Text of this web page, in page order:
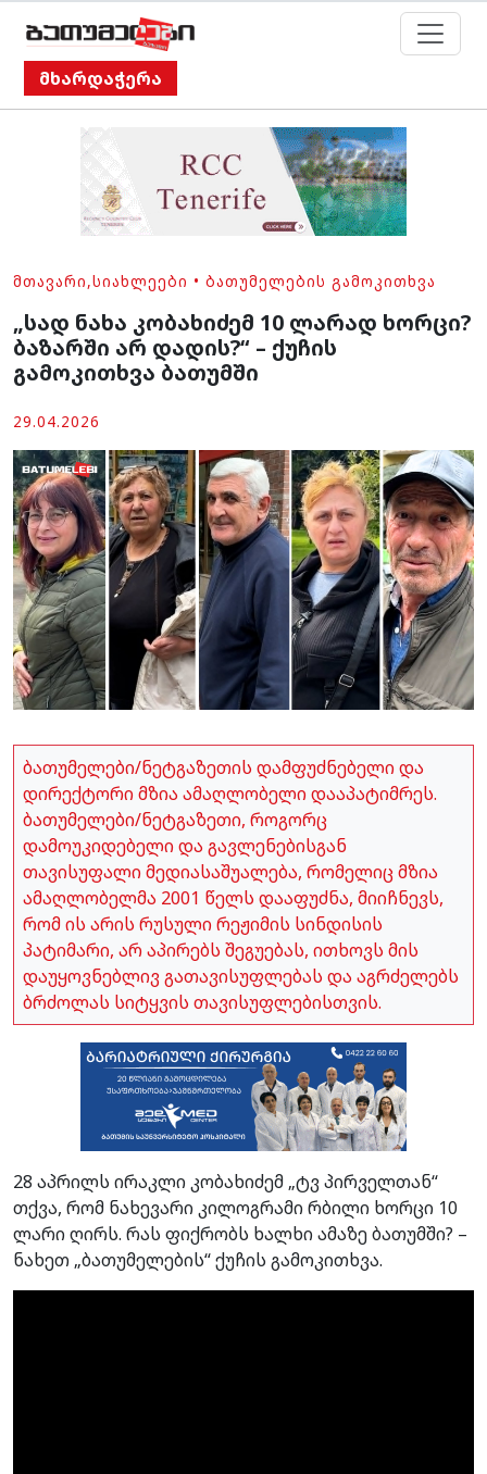
მხარდაჭერა
ᲛᲗᲐᲕᲐᲠᲘ,ᲡᲘᲐᲮᲚᲔᲔᲑᲘ • ᲑᲐᲗᲣᲛᲔᲚᲔᲑᲘᲡ ᲒᲐᲛᲝᲙᲘᲗᲮᲕᲐ
„სად ნახა კობახიძემ 10 ლარად ხორცი?
ბაზარში არ დადის?“ – ქუჩის
გამოკითხვა ბათუმში
29.04.2026
ბათუმელები/ნეტგაზეთის დამფუძნებელი და
დირექტორი მზია ამაღლობელი დააპატიმრეს.
ბათუმელები/ნეტგაზეთი, როგორც
დამოუკიდებელი და გავლენებისგან
თავისუფალი მედიასაშუალება, რომელიც მზია
ამაღლობელმა 2001 წელს დააფუძნა, მიიჩნევს,
რომ ის არის რუსული რეჟიმის სინდისის
პატიმარი, არ აპირებს შეგუებას, ითხოვს მის
დაუყოვნებლივ გათავისუფლებას და აგრძელებს
ბრძოლას სიტყვის თავისუფლებისთვის.
28 აპრილს ირაკლი კობახიძემ „ტვ პირველთან“
თქვა, რომ ნახევარი კილოგრამი რბილი ხორცი 10
ლარი ღირს. რას ფიქრობს ხალხი ამაზე ბათუმში? –
ნახეთ „ბათუმელების“ ქუჩის გამოკითხვა.